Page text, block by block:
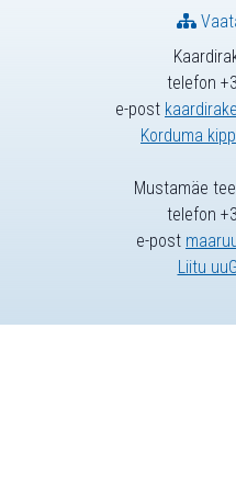
telefon
e-post
Korduma
Mustamäe
telefon
e-post
Liitu